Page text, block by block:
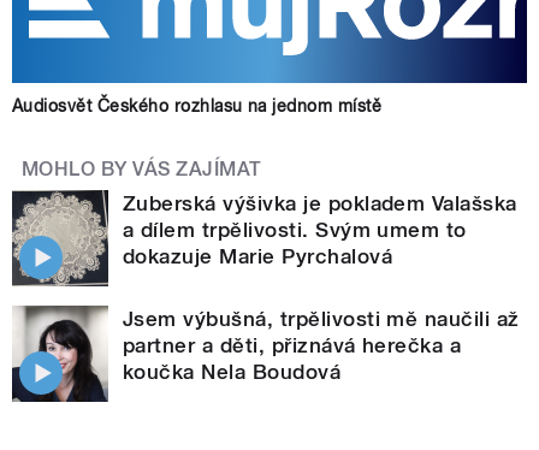
Audiosvět Českého rozhlasu na jednom místě
MOHLO BY VÁS ZAJÍMAT
Zuberská výšivka je pokladem Valašska
a dílem trpělivosti. Svým umem to
dokazuje Marie Pyrchalová
Jsem výbušná, trpělivosti mě naučili až
partner a děti, přiznává herečka a
koučka Nela Boudová